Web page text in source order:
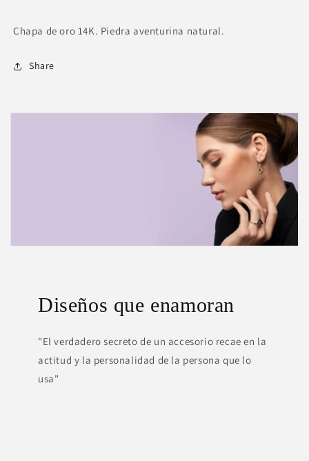
Chapa de oro 14K. Piedra aventurina natural.
Share
Diseños que enamoran
"El verdadero secreto de un accesorio recae en la
actitud y la personalidad de la persona que lo
usa"